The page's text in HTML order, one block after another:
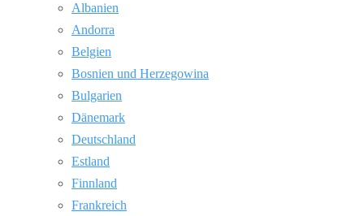
Albanien
Andorra
Belgien
Bosnien und Herzegowina
Bulgarien
Dänemark
Deutschland
Estland
Finnland
Frankreich